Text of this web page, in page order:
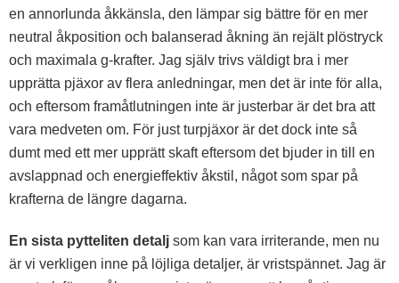
en annorlunda åkkänsla, den lämpar sig bättre för en mer
neutral åkposition och balanserad åkning än rejält plöstryck
och maximala g-krafter. Jag själv trivs väldigt bra i mer
upprätta pjäxor av flera anledningar, men det är inte för alla,
och eftersom framåtlutningen inte är justerbar är det bra att
vara medveten om. För just turpjäxor är det dock inte så
dumt med ett mer upprätt skaft eftersom det bjuder in till en
avslappnad och energieffektiv åkstil, något som spar på
krafterna de längre dagarna.
En sista pytteliten detalj som kan vara irriterande, men nu
är vi verkligen inne på löjliga detaljer, är vristspännet. Jag är